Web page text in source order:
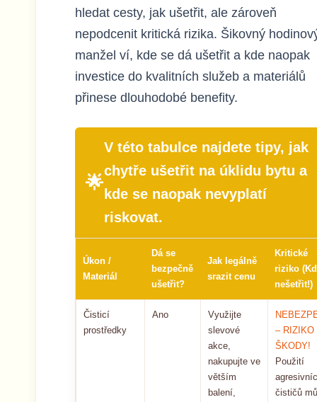
hledat cesty, jak ušetřit, ale zároveň
nepodcenit kritická rizika. Šikovný
manžel ví, kde se dá ušetřit a kde naopak
investice do kvalitních služeb a materiálů
přinese dlouhodobé benefity.
V této tabulce najdete tipy, jak
chytře ušetřit na úklidu bytu a
kde se naopak nevyplatí
riskovat.
Úkon /
Materiál
Dá se
bezpečně
ušetřit?
Jak legálně
srazit cenu
Kritické
riziko
nešetřit!)
Čisticí
prostředky
Ano
Využijte
slevové
akce,
nakupujte ve
větším
balení,
– RIZIKO
ŠKODY!
Použití
čističů